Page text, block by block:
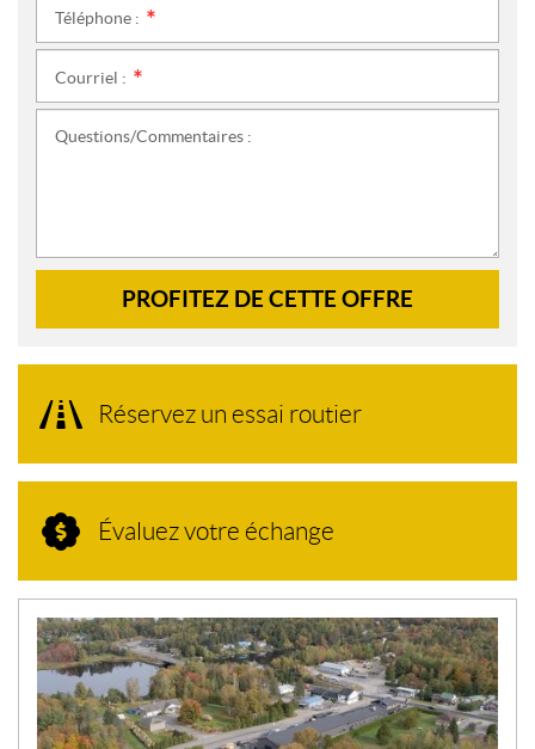
Téléphone :
Courriel :
Questions/Commentaires :
PROFITEZ DE CETTE OFFRE
Réservez un essai routier
Évaluez votre échange
N
O
U
V
E